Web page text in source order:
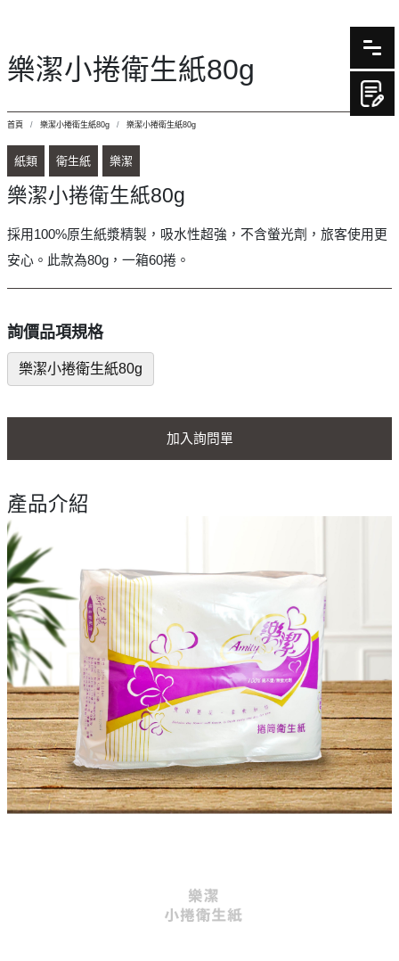
樂潔小捲衛生紙80g
首頁 樂潔小捲衛生紙80g 樂潔小捲衛生紙80g
紙類 衛生紙 樂潔
樂潔小捲衛生紙80g
採用100%原生紙漿精製，吸水性超強，不含螢光劑，旅客使用更
安心。此款為80g，一箱60捲。
詢價品項規格
樂潔小捲衛生紙80g
加入詢問單
產品介紹